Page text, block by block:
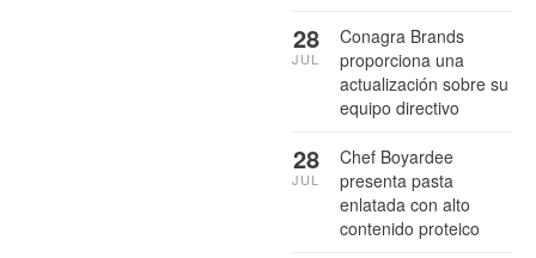
Conagra Brands
proporciona una
actualización sobre su
equipo directivo
28
JUL
Chef Boyardee
presenta pasta
enlatada con alto
contenido proteico
28
JUL